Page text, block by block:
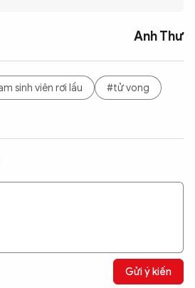
Anh Thư
sinh viên rơi lầu
#tử vong
Gửi ý kiến